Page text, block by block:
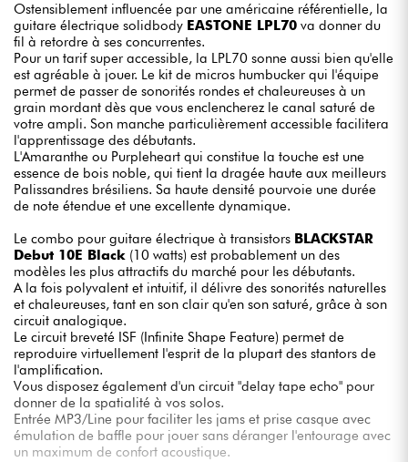
Ostensiblement influencée par une américaine référentielle, la
guitare électrique solidbody EASTONE LPL70 va donner du
fil à retordre à ses concurrentes.
Pour un tarif super accessible, la LPL70 sonne aussi bien qu'elle
est agréable à jouer. Le kit de micros humbucker qui l'équipe
permet de passer de sonorités rondes et chaleureuses à un
grain mordant dès que vous enclencherez le canal saturé de
votre ampli. Son manche particulièrement accessible facilitera
l'apprentissage des débutants.
L'Amaranthe ou Purpleheart qui constitue la touche est une
essence de bois noble, qui tient la dragée haute aux meilleurs
Palissandres brésiliens. Sa haute densité pourvoie une durée
de note étendue et une excellente dynamique.
Le combo pour guitare électrique à transistors BLACKSTAR
Debut 10E Black (10 watts) est probablement un des
modèles les plus attractifs du marché pour les débutants.
A la fois polyvalent et intuitif, il délivre des sonorités naturelles
et chaleureuses, tant en son clair qu'en son saturé, grâce à son
circuit analogique.
Le circuit breveté ISF (Infinite Shape Feature) permet de
reproduire virtuellement l'esprit de la plupart des stantors de
l'amplification.
Vous disposez également d'un circuit "delay tape echo" pour
donner de la spatialité à vos solos.
Entrée MP3/Line pour faciliter les jams et prise casque avec
émulation de baffle pour jouer sans déranger l'entourage avec
un maximum de confort acoustique.